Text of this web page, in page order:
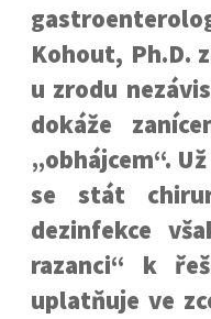
Kohout, Ph.D.
u zrodu
dokáže
„obhájcem“.
se stát
dezinfekce
razanci“ k
uplatňuje ve